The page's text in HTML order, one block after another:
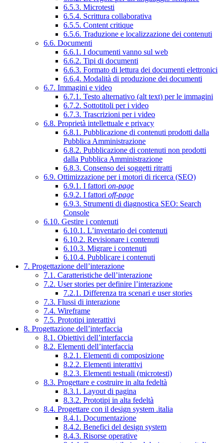
6.5.3. Microtesti
6.5.4. Scrittura collaborativa
6.5.5. Content critique
6.5.6. Traduzione e localizzazione dei contenuti
6.6. Documenti
6.6.1. I documenti vanno sul web
6.6.2. Tipi di documenti
6.6.3. Formato di lettura dei documenti elettronici
6.6.4. Modalità di produzione dei documenti
6.7. Immagini e video
6.7.1. Testo alternativo (alt text) per le immagini
6.7.2. Sottotitoli per i video
6.7.3. Trascrizioni per i video
6.8. Proprietà intellettuale e privacy
6.8.1. Pubblicazione di contenuti prodotti dalla
Pubblica Amministrazione
6.8.2. Pubblicazione di contenuti non prodotti
dalla Pubblica Amministrazione
6.8.3. Consenso dei soggetti ritratti
6.9. Ottimizzazione per i motori di ricerca (SEO)
6.9.1. I fattori on-page
6.9.2. I fattori off-page
6.9.3. Strumenti di diagnostica SEO: Search
Console
6.10. Gestire i contenuti
6.10.1. L’inventario dei contenuti
6.10.2. Revisionare i contenuti
6.10.3. Migrare i contenuti
6.10.4. Pubblicare i contenuti
7. Progettazione dell’interazione
7.1. Caratteristiche dell’interazione
7.2. User stories per definire l’interazione
7.2.1. Differenza tra scenari e user stories
7.3. Flussi di interazione
7.4. Wireframe
7.5. Prototipi interattivi
8. Progettazione dell’interfaccia
8.1. Obiettivi dell’interfaccia
8.2. Elementi dell’interfaccia
8.2.1. Elementi di composizione
8.2.2. Elementi interattivi
8.2.3. Elementi testuali (microtesti)
8.3. Progettare e costruire in alta fedeltà
8.3.1. Layout di pagina
8.3.2. Prototipi in alta fedeltà
8.4. Progettare con il design system .italia
8.4.1. Documentazione
8.4.2. Benefici del design system
8.4.3. Risorse operative